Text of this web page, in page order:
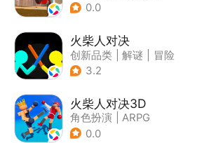
0.0
火柴人对决
创新品类 解谜
冒险
| 挑战破纪录
3.2
火柴人对决3D
角色扮演
ARPG
| 冒险
0.0